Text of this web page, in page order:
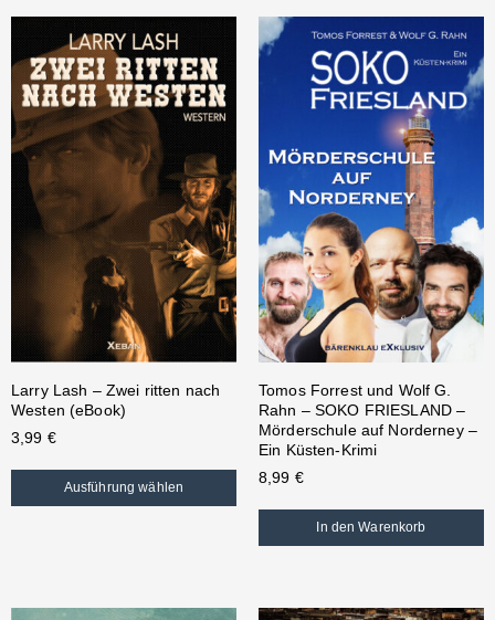
Larry Lash – Zwei ritten nach
Westen (eBook)
3,99 €
Ausführung wählen
Tomos Forrest und Wolf G.
Rahn – SOKO FRIESLAND –
Mörderschule auf Norderney –
Ein Küsten-Krimi
8,99 €
In den Warenkorb